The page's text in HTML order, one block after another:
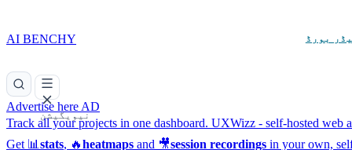
AI BENCHY بورڈ
نیویگیشن
Advertise here AD
Track all your projects in one dashboard. UXWizz - self-hosted web
Get 📊 stats, 🔥heatmaps and 🎥session recordings in your own,